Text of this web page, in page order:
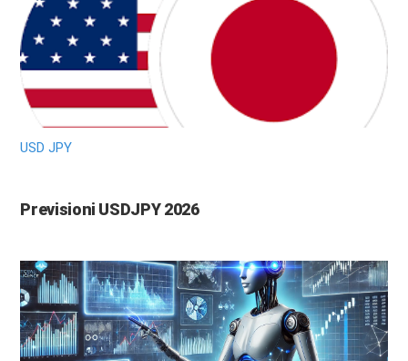
USD JPY
Previsioni USDJPY 2026